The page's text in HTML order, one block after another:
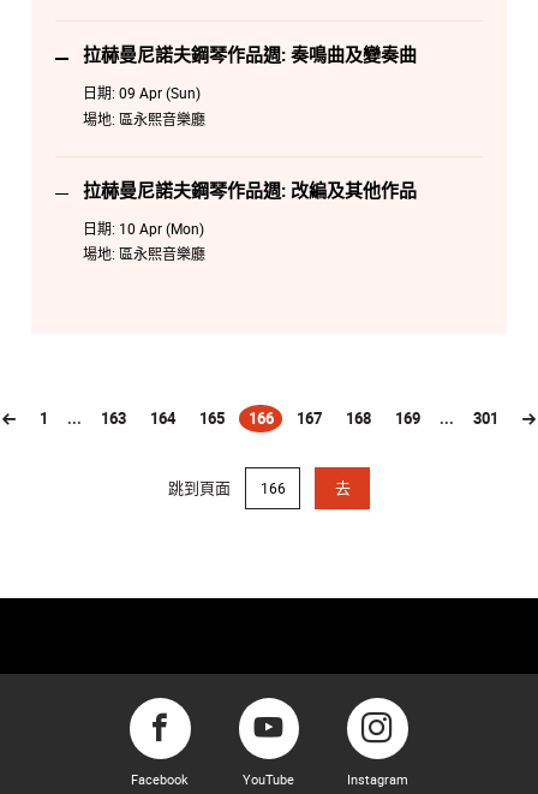
拉赫曼尼諾夫鋼琴作品週: 奏鳴曲及變奏曲
日期: 09 Apr (Sun)
場地: 區永熙音樂廳
拉赫曼尼諾夫鋼琴作品週: 改編及其他作品
日期: 10 Apr (Mon)
場地: 區永熙音樂廳
1 ... 163 164 165 166
(current)167 168 169 ... 301
跳到頁面 去
Facebook YouTube Instagram